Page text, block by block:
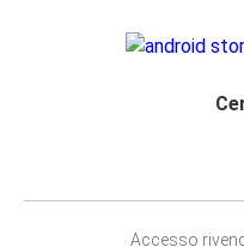
Accesso